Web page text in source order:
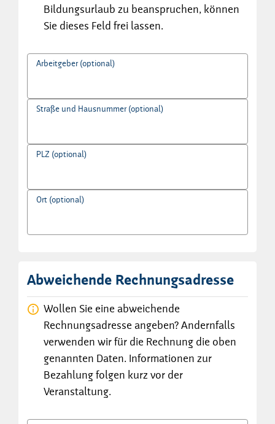
Bildungsurlaub zu beanspruchen, können
Sie dieses Feld frei lassen.
Arbeitgeber (optional)
Straße und Hausnummer (optional)
PLZ (optional)
Ort (optional)
Abweichende Rechnungsadresse
Wollen Sie eine abweichende
Rechnungsadresse angeben? Andernfalls
verwenden wir für die Rechnung die oben
genannten Daten. Informationen zur
Bezahlung folgen kurz vor der
Veranstaltung.